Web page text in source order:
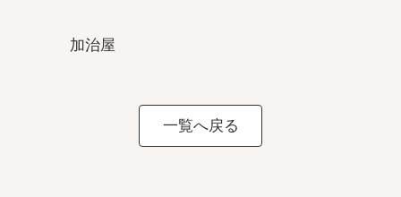
加治屋
一覧へ戻る